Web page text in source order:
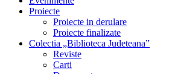
Proiecte
Proiecte in derulare
Proiecte finalizate
Colectia „Biblioteca Judeteana”
Reviste
Carti